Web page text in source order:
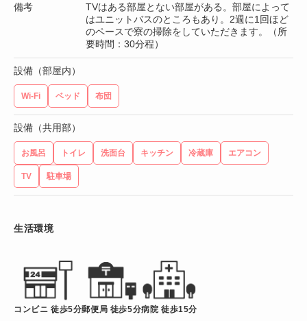
備考
TVはある部屋とない部屋がある。部屋によって
はユニットバスのところもあり。2週に1回ほど
のペースで寮の掃除をしていただきます。（所
要時間：30分程）
設備（部屋内）
Wi-Fi ベッド 布団
設備（共用部）
お風呂 トイレ 洗面台 キッチン 冷蔵庫 エアコン
TV 駐車場
生活環境
コンビニ 徒歩5分郵便局 徒歩5分病院 徒歩15分